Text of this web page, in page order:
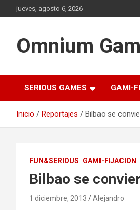
Saltar
al
jueves, agosto 6, 2026
Omnium
SERIOUS GAMES GAMI-
Inicio Reportajes Bilbao se
FUN&SERIOUS GAMI-FIJACION
Bilbao se
1 diciembre, 2013 Alejandro